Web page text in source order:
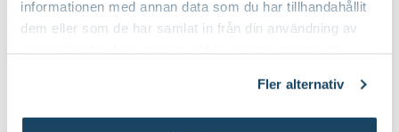
informationen med annan data som du har tillhandahållit
dem eller som de har samlat in från din användning av
Fler alternativ